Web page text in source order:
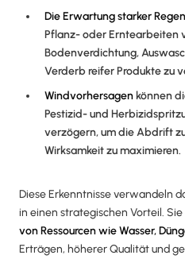
Die Erwartung starker
Pflanz- oder Erntearbeiten
Bodenverdichtung,
Verderb reifer Produkte zu
Windvorhersagen können
Pestizid- und
verzögern, um die Abdrift
Wirksamkeit zu maximieren.
Diese Erkenntnisse verwandeln
in einen strategischen Vorteil.
von Ressourcen wie Wasser,
Erträgen, höherer Qualität und